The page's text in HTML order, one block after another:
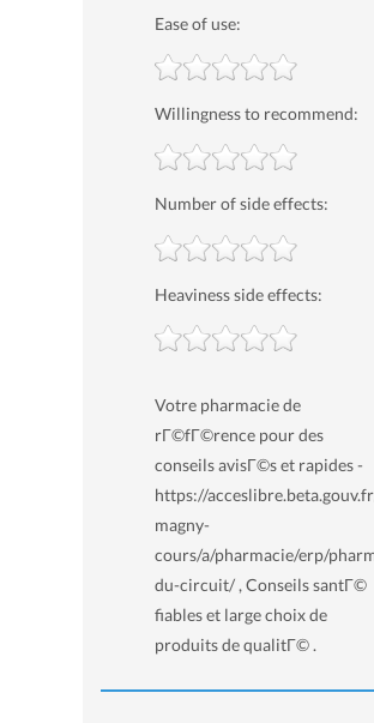
Ease of use:
Willingness to recommend:
Number of side effects:
Heaviness side effects:
Votre pharmacie de
rГ©fГ©rence pour des
conseils avisГ©s et rapides -
https://
magny-
cours/a/pharmacie/erp/
du-circuit/ , Conseils santГ©
fiables et large choix de
produits de qualitГ© .